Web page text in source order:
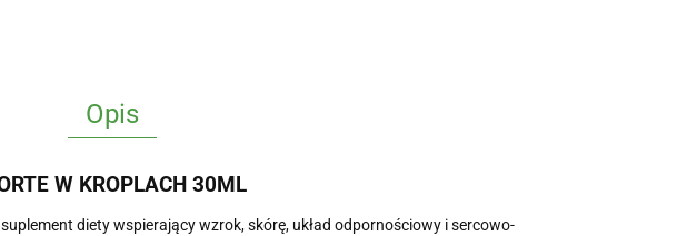
Opis
W KROPLACH 30ML
diety wspierający wzrok, skórę, układ odpornościowy i sercowo-